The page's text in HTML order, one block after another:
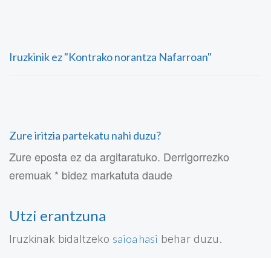
Iruzkinik ez "Kontrako norantza Nafarroan"
Zure iritzia partekatu nahi duzu?
Zure eposta ez da argitaratuko. Derrigorrezko
eremuak * bidez markatuta daude
Utzi erantzuna
Iruzkinak bidaltzeko saioa hasi behar duzu.